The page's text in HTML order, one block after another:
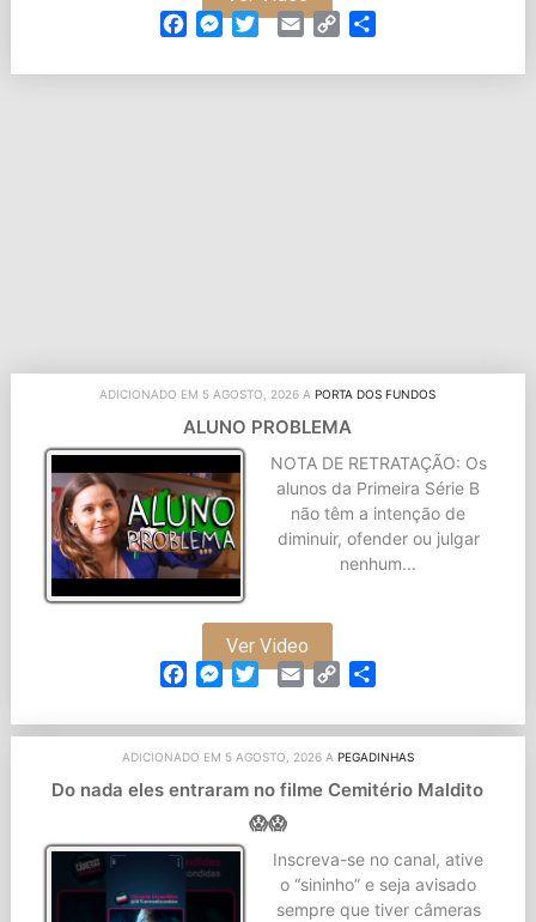
Facebook
Messenger
TwitterEmail Copy
ADICIONADO EM 5 AGOSTO, 2026 APORTA DOS FUNDOS
ALUNO PROBLEMA
NOTA DE RETRATAÇÃO: Os
alunos da Primeira Série B
não têm a intenção de
diminuir, ofender ou julgar
nenhum...
Ver Video
Facebook
Messenger
TwitterEmail Copy
ADICIONADO EM 5 AGOSTO, 2026 A PEGADINHAS
Do nada eles entraram no filme Cemitério Maldito
😱😱
Inscreva-se no canal, ative
o “sininho” e seja avisado
sempre que tiver câmeras